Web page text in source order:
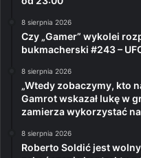
8 sierpnia 2026
Czy „Gamer” wykolei
bukmacherski #243 –
8 sierpnia 2026
„Wtedy zobaczymy, kto
Gamrot wskazał lukę w
zamierza wykorzystać na
8 sierpnia 2026
Roberto Soldić jest